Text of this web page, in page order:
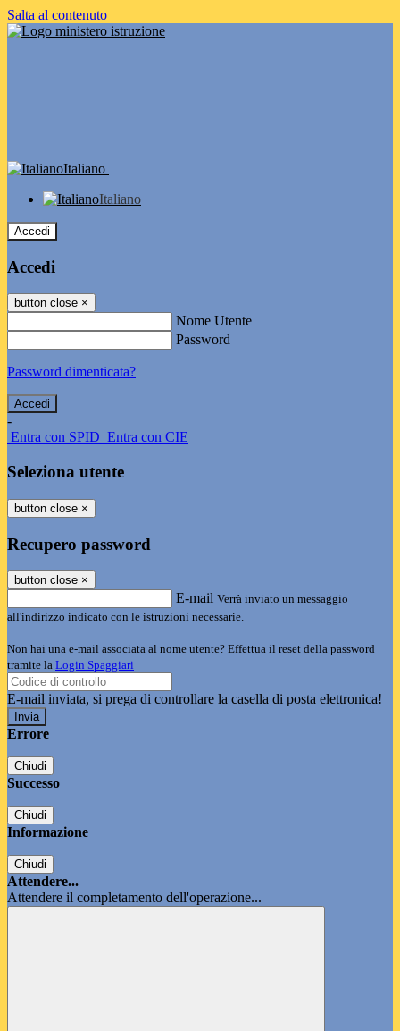
Salta al contenuto
Italiano
Italiano
Accedi
Accedi
button close ×
Nome Utente
Password
Password dimenticata?
-
Entra con SPID Entra con CIE
Seleziona utente
button close ×
Recupero password
button close ×
E-mail Verrà inviato un messaggio
all'indirizzo indicato con le istruzioni necessarie.
Non hai una e-mail associata al nome utente? Effettua il reset della password
tramite la Login Spaggiari
E-mail inviata, si prega di controllare la casella di posta elettronica!
Errore
Chiudi
Successo
Chiudi
Informazione
Chiudi
Attendere...
Attendere il completamento dell'operazione...